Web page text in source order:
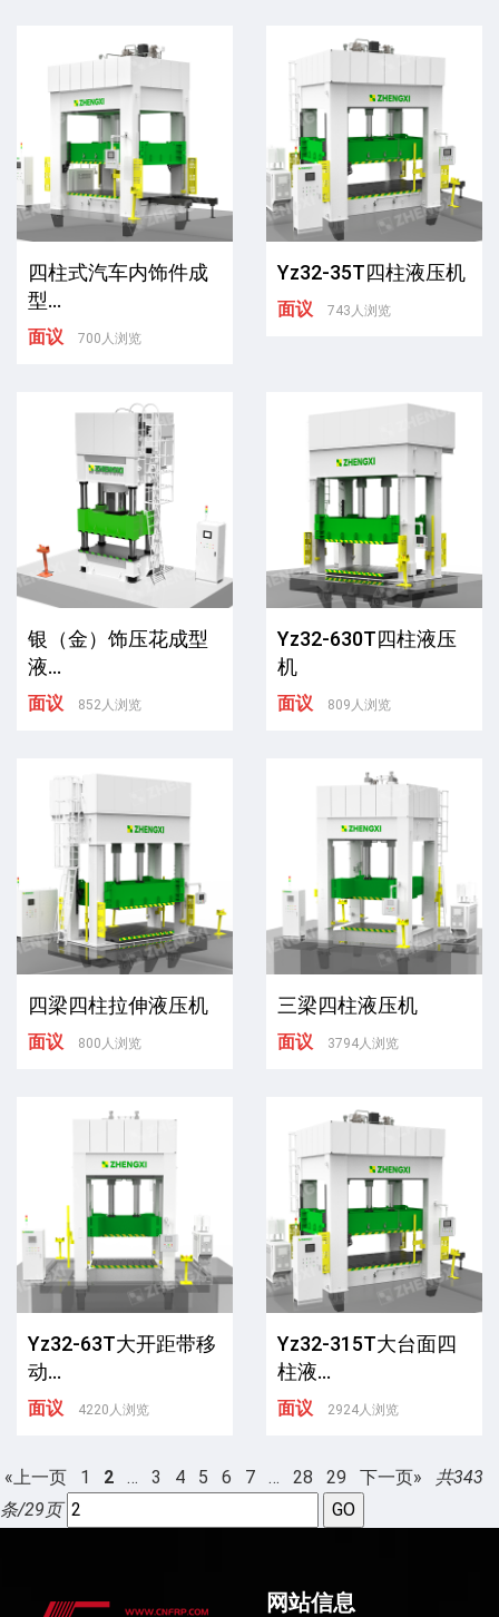
四柱式汽车内饰件成
型...
面议 700人浏览
Yz32-35T四柱液压机
面议 743人浏览
银（金）饰压花成型
液...
面议 852人浏览
Yz32-630T四柱液压
机
面议 809人浏览
四梁四柱拉伸液压机
面议 800人浏览
三梁四柱液压机
面议 3794人浏览
Yz32-63T大开距带移
动...
面议 4220人浏览
Yz32-315T大台面四
柱液...
面议 2924人浏览
«上一页 1 2 … 3 4 5 6 7 … 28 29 下一页»
共343
条/29页
网站信息